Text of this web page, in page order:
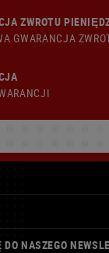
ZWROTU
GWARANCJA
NASZEGO